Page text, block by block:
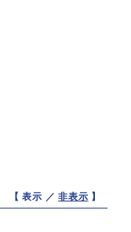
【 表示 ／非表示 】